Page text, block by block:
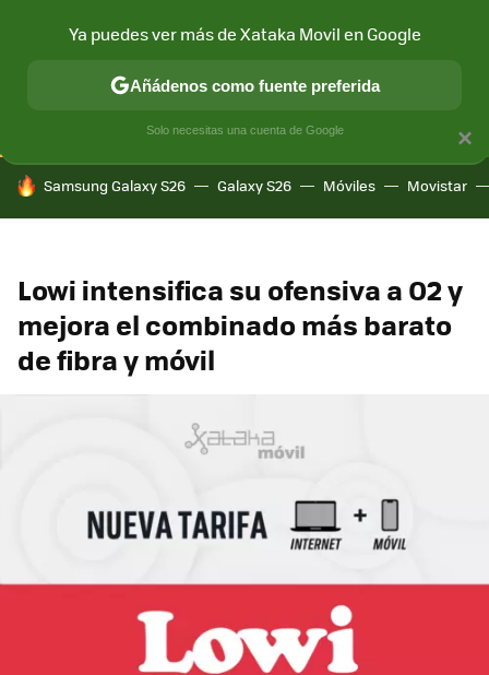
CONECTIVIDAD MÓVIL Y SOCIEDAD APLICACIONES
HOY SE HABLA DE
Samsung Galaxy S26 Galaxy S26 Móviles Movistar
Lowi intensifica su ofensiva a O2 y
mejora el combinado más barato
de fibra y móvil
×
Ya puedes ver más de Xataka Movil en Google
Añádenos como fuente preferida
Solo necesitas una cuenta de Google